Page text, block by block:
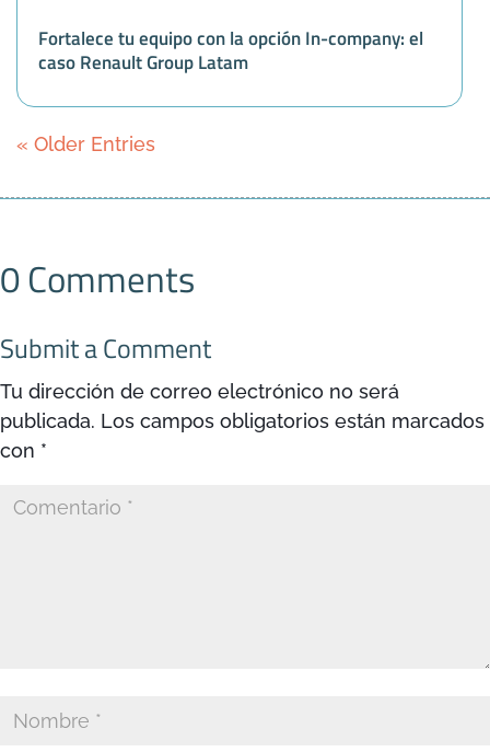
Fortalece tu equipo con la opción In-company: el
caso Renault Group Latam
« Older Entries
0 Comments
Submit a Comment
Tu dirección de correo electrónico no será
publicada. Los campos obligatorios están marcados
con *